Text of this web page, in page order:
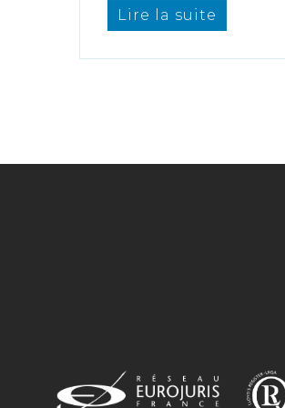
Lire la suite